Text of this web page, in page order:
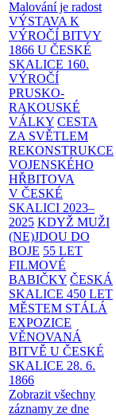
Malování je radost
VÝSTAVA K
VÝROČÍ BITVY
1866 U ČESKÉ
SKALICE 160.
VÝROČÍ
PRUSKO-
RAKOUSKÉ
VÁLKY CESTA
ZA SVĚTLEM
REKONSTRUKCE
VOJENSKÉHO
HŘBITOVA
V ČESKÉ
SKALICI 2023–
2025 KDYŽ MUŽI
(NE)JDOU DO
BOJE 55 LET
FILMOVÉ
BABIČKY ČESKÁ
SKALICE 450 LET
MĚSTEM STÁLÁ
EXPOZICE
VĚNOVANÁ
BITVĚ U ČESKÉ
SKALICE 28. 6.
1866
Zobrazit všechny
záznamy ze dne